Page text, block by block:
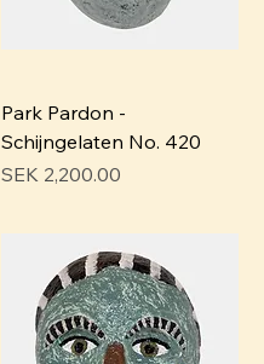
Park Pardon -
Schijngelaten No. 420
Pris
SEK 2,200.00